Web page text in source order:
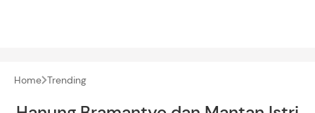
Home Trending